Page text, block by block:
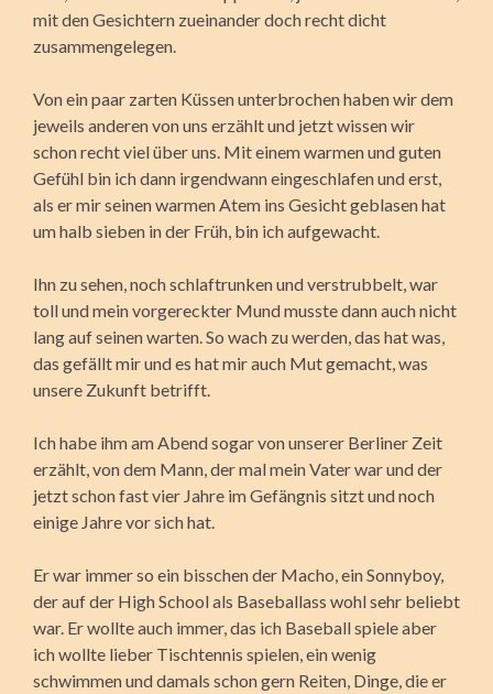
mit den Gesichtern zueinander doch recht dicht
zusammengelegen.
Von ein paar zarten Küssen unterbrochen haben wir dem
jeweils anderen von uns erzählt und jetzt wissen wir
schon recht viel über uns. Mit einem warmen und guten
Gefühl bin ich dann irgendwann eingeschlafen und erst,
als er mir seinen warmen Atem ins Gesicht geblasen hat
um halb sieben in der Früh, bin ich aufgewacht.
Ihn zu sehen, noch schlaftrunken und verstrubbelt, war
toll und mein vorgereckter Mund musste dann auch nicht
lang auf seinen warten. So wach zu werden, das hat was,
das gefällt mir und es hat mir auch Mut gemacht, was
unsere Zukunft betrifft.
Ich habe ihm am Abend sogar von unserer Berliner Zeit
erzählt, von dem Mann, der mal mein Vater war und der
jetzt schon fast vier Jahre im Gefängnis sitzt und noch
einige Jahre vor sich hat.
Er war immer so ein bisschen der Macho, ein Sonnyboy,
der auf der High School als Baseballass wohl sehr beliebt
war. Er wollte auch immer, das ich Baseball spiele aber
ich wollte lieber Tischtennis spielen, ein wenig
schwimmen und damals schon gern Reiten, Dinge, die er